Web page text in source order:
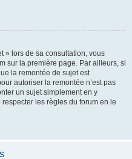
» lors de sa consultation, vous
sur la première page. Par ailleurs, si
la remontée de sujet est
autoriser la remontée n’est pas
un sujet simplement en y
les règles du forum en le